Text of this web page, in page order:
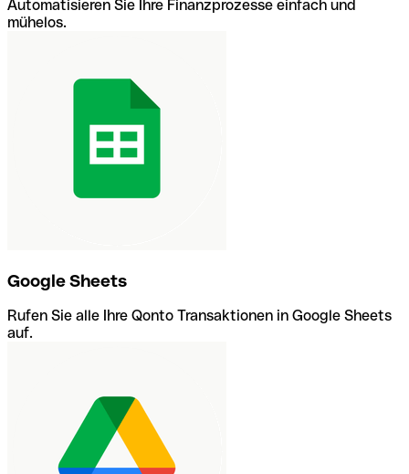
Automatisieren Sie Ihre Finanzprozesse einfach und
mühelos.
Google Sheets
Rufen Sie alle Ihre Qonto Transaktionen in Google Sheets
auf.